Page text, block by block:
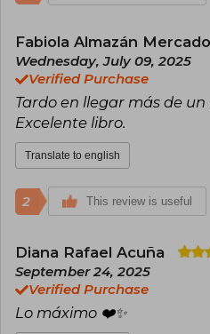
Fabiola Almazán Mercado
Wednesday, July 09, 2025
Verified Purchase
Tardo en llegar más de
Excelente libro.
Translate to english
2 This review is useful
Diana Rafael Acuña
September 24, 2025
Verified Purchase
Lo máximo ❤️✨